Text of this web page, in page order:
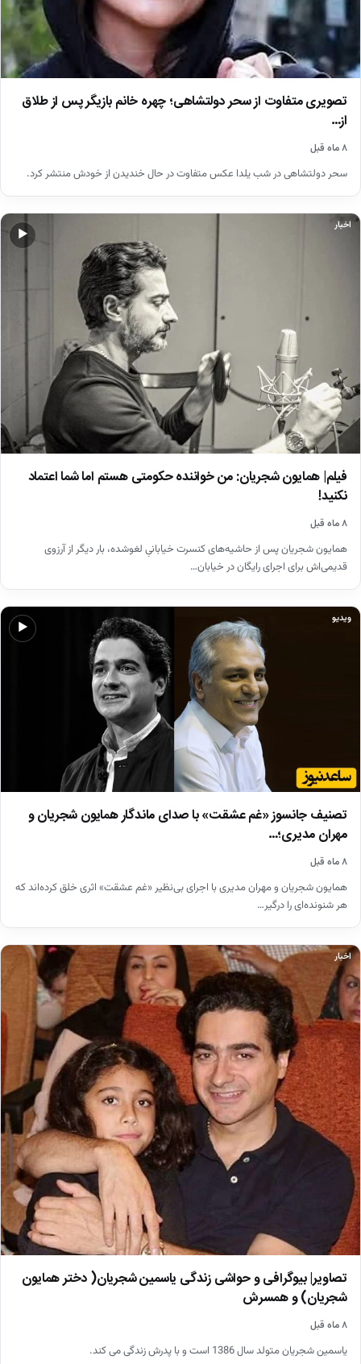
تصویری متفاوت از سحر دولتشاهی؛ چهره خانم بازیگر پس از طلاق
از…
۸ ماه قبل
سحر دولتشاهی در شب یلدا عکس متفاوت در حال خندیدن از خودش منتشر کرد.
▶
اخبار
فیلم| همایون شجریان: من خواننده حکومتی هستم اما شما اعتماد
نکنید!
۸ ماه قبل
همایون شجریان پس از حاشیه‌های کنسرت خیابانیِ لغوشده، بار دیگر از آرزوی
قدیمی‌اش برای اجرای رایگان در خیابان…
▶
ویدیو
تصنیف جانسوز «غم عشقت» با صدای ماندگار همایون شجریان و
مهران مدیری؛…
۸ ماه قبل
همایون شجریان و مهران مدیری با اجرای بی‌نظیر «غم عشقت» اثری خلق کرده‌اند که
هر شنونده‌ای را درگیر…
اخبار
تصاویر| بیوگرافی و حواشی زندگی یاسمین شجریان( دختر همایون
شجریان) و همسرش
۸ ماه قبل
یاسمین شجریان متولد سال 1386 است و با پدرش زندگی می کند.